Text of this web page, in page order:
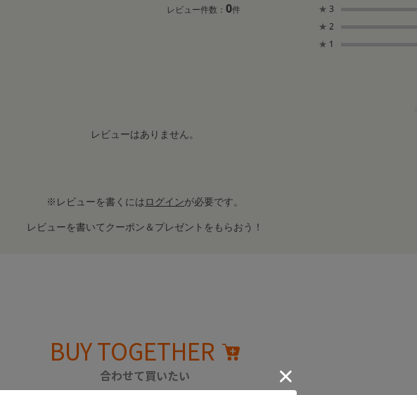
レビュー件数： 0件 ★ 3
★ 2
★ 1
レビューはありません。
※レビューを書くにはログインが必要です。
レビューを書いてクーポン＆プレゼントをもらおう！
BUY TOGETHER
合わせて買いたい